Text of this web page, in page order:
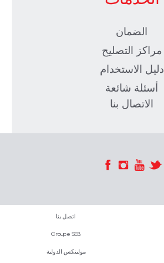
الضمان
مراكز التصليح
دليل الاستخدام
أسئلة شائعة
الاتصال بنا
اتصل بنا
Groupe SEB
مولينكس الدولية